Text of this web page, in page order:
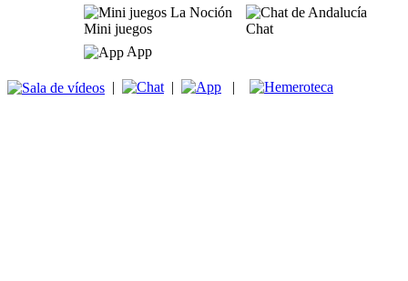
Mini juegos
Chat
App
| | |